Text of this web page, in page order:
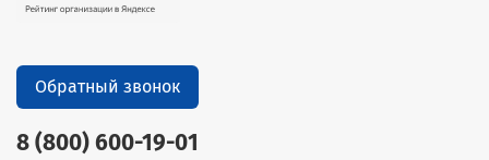
8 (800) 600-19-01
Обратный звонок